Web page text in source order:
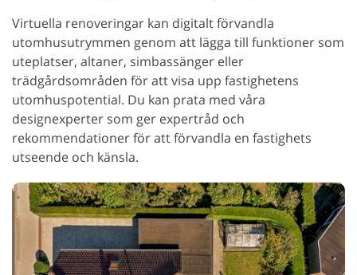
Virtuella renoveringar kan digitalt förvandla
utomhusutrymmen genom att lägga till funktioner som
uteplatser, altaner, simbassänger eller
trädgårdsområden för att visa upp fastighetens
utomhuspotential. Du kan prata med våra
designexperter som ger expertråd och
rekommendationer för att förvandla en fastighets
utseende och känsla.